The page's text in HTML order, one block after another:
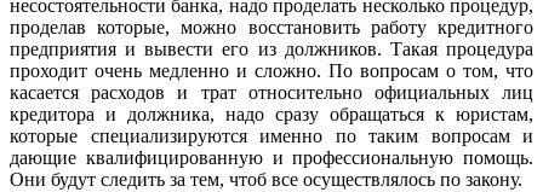
несостоятельности банка, надо проделать несколько процедур,
проделав которые, можно восстановить работу кредитного
предприятия и вывести его из должников. Такая процедура
проходит очень медленно и сложно. По вопросам о том, что
касается расходов и трат относительно официальных лиц
кредитора и должника, надо сразу обращаться к юристам,
которые специализируются именно по таким вопросам и
дающие квалифицированную и профессиональную помощь.
Они будут следить за тем, чтоб все осуществлялось по закону.